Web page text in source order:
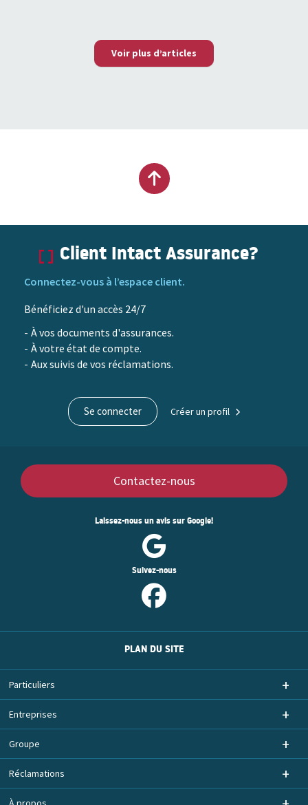
Voir plus d’articles
Remonter
en
haut
du
contenu
Contactez-nous
Client Intact Assurance?
Connectez-vous à l’espace client.
Bénéficiez d'un accès 24/7
À vos documents d'assurances.
À votre état de compte.
Aux suivis de vos réclamations.
Se connecter Créer un profil
Laissez-nous un avis sur Google!
Suivez-nous
PLAN DU SITE
Particuliers
Entreprises
Groupe
Réclamations